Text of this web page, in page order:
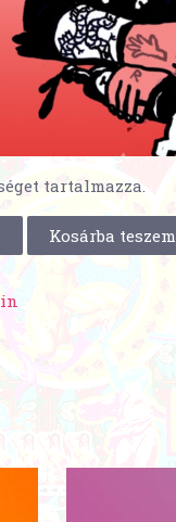
tartalmazza.
Kosárba teszem